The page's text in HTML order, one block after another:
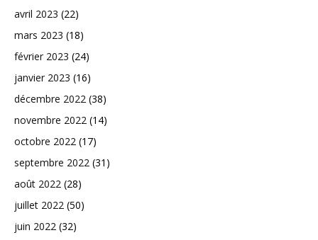
avril 2023 (22)
mars 2023 (18)
février 2023 (24)
janvier 2023 (16)
décembre 2022 (38)
novembre 2022 (14)
octobre 2022 (17)
septembre 2022 (31)
août 2022 (28)
juillet 2022 (50)
juin 2022 (32)